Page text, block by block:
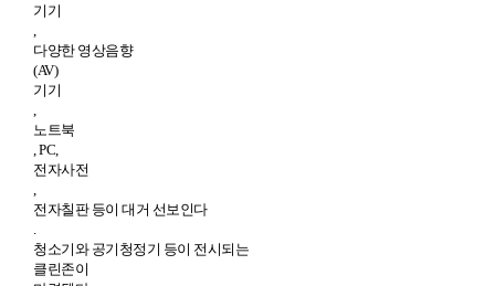
기기
,
다양한 영상음향
(AV)
기기
,
노트북
, PC,
전자사전
,
전자칠판 등이 대거 선보인다
.
청소기와 공기청정기 등이 전시되는
클린존이